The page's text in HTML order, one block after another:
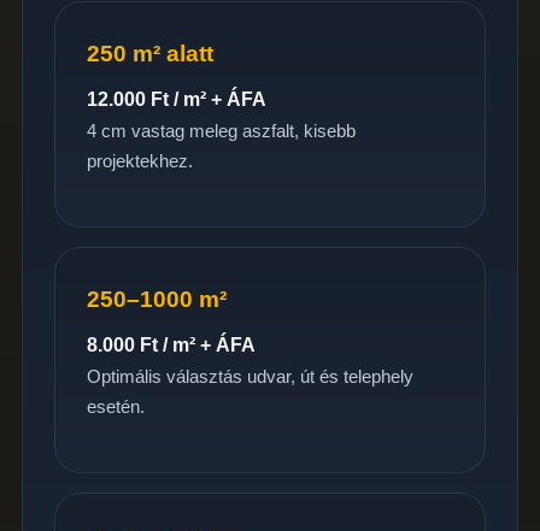
250 m² alatt
12.000 Ft / m² + ÁFA
4 cm vastag meleg aszfalt, kisebb
projektekhez.
250–1000 m²
8.000 Ft / m² + ÁFA
Optimális választás udvar, út és telephely
esetén.